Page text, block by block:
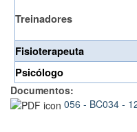
Treinadores
Fisioterapeuta
Psicólogo
Documentos:
056 - BC034 -